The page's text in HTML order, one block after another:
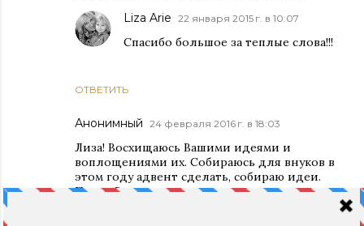
ОТВЕТИТЬ
Liza Arie 22 января 2015 г. в 10:07
Спасибо большое за теплые слова!!!
Анонимный 24 февраля 2016 г. в 18:03
Лиза! Восхищаюсь Вашими идеями и
воплощениями их. Собираюсь для внуков в
этом году адвент сделать, собираю идеи.
После Вашего адвента - поняла, что хочу